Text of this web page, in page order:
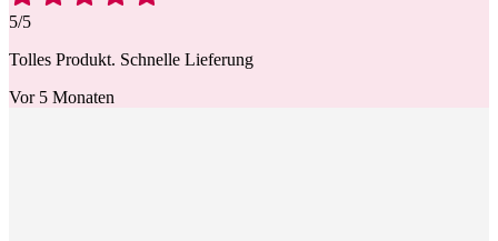
5/5
Tolles Produkt. Schnelle Lieferung
Vor 5 Monaten